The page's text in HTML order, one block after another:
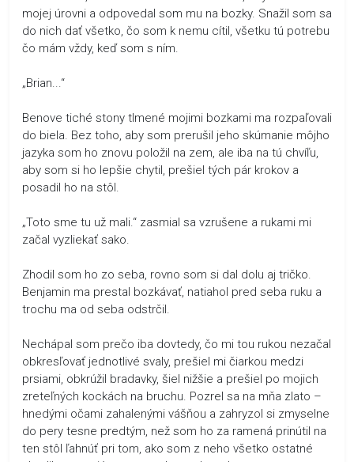
mojej úrovni a odpovedal som mu na bozky. Snažil som sa
do nich dať všetko, čo som k nemu cítil, všetku tú potrebu
čo mám vždy, keď som s ním.
„Brian...“
Benove tiché stony tlmené mojimi bozkami ma rozpaľovali
do biela. Bez toho, aby som prerušil jeho skúmanie môjho
jazyka som ho znovu položil na zem, ale iba na tú chvíľu,
aby som si ho lepšie chytil, prešiel tých pár krokov a
posadil ho na stôl.
„Toto sme tu už mali.“ zasmial sa vzrušene a rukami mi
začal vyzliekať sako.
Zhodil som ho zo seba, rovno som si dal dolu aj tričko.
Benjamin ma prestal bozkávať, natiahol pred seba ruku a
trochu ma od seba odstrčil.
Nechápal som prečo iba dovtedy, čo mi tou rukou nezačal
obkresľovať jednotlivé svaly, prešiel mi čiarkou medzi
prsiami, obkrúžil bradavky, šiel nižšie a prešiel po mojich
zreteľných kockách na bruchu. Pozrel sa na mňa zlato –
hnedými očami zahalenými vášňou a zahryzol si zmyselne
do pery tesne predtým, než som ho za ramená prinútil na
ten stôl ľahnúť pri tom, ako som z neho všetko ostatné